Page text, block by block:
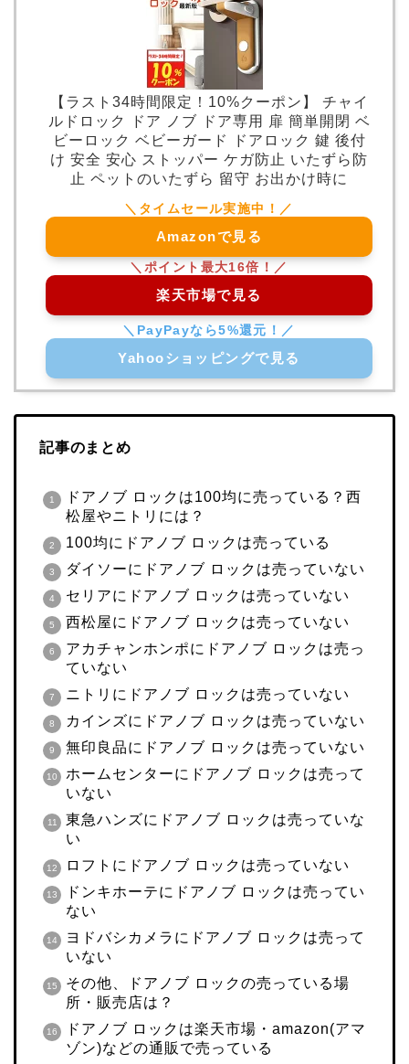
【ラスト34時間限定！10%クーポン】 チャイ
ルドロック ドア ノブ ドア専用 扉 簡単開閉 ベ
ビーロック ベビーガード ドアロック 鍵 後付
け 安全 安心 ストッパー ケガ防止 いたずら防
止 ペットのいたずら 留守 お出かけ時に
Amazonで見る
楽天市場で見る
Yahooショッピングで見る
記事のまとめ
ドアノブ ロックは100均に売っている？西
松屋やニトリには？
100均にドアノブ ロックは売っている
ダイソーにドアノブ ロックは売っていない
セリアにドアノブ ロックは売っていない
西松屋にドアノブ ロックは売っていない
アカチャンホンポにドアノブ ロックは売っ
ていない
ニトリにドアノブ ロックは売っていない
カインズにドアノブ ロックは売っていない
無印良品にドアノブ ロックは売っていない
ホームセンターにドアノブ ロックは売って
いない
東急ハンズにドアノブ ロックは売っていな
い
ロフトにドアノブ ロックは売っていない
ドンキホーテにドアノブ ロックは売ってい
ない
ヨドバシカメラにドアノブ ロックは売って
いない
その他、ドアノブ ロックの売っている場
所・販売店は？
ドアノブ ロックは楽天市場・amazon(アマ
ゾン)などの通販で売っている